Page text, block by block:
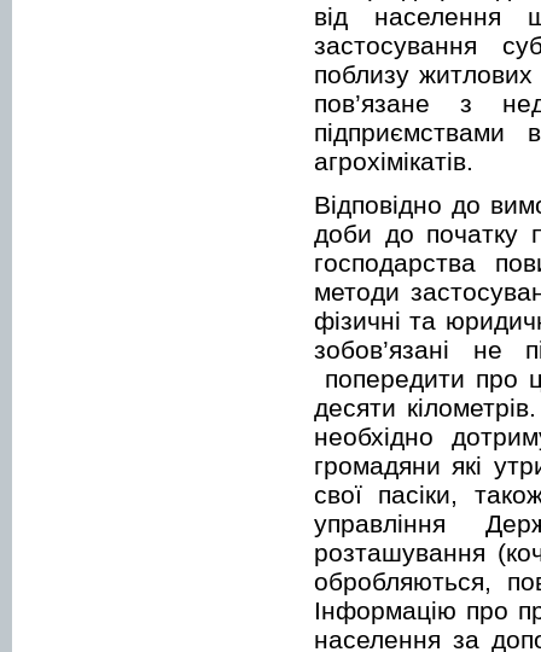
від населення
застосування
поблизу житлових
пов’язане з
підприємствами
агрохімікатів.
Відповідно до
доби до початку
господарства
методи
фізичні та
зобов’язані
попередити про
десяти
необхідно
громадяни які
свої пасіки,
управління
розташування
обробляються,
Інформацію про
населення за